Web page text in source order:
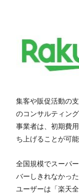
集客や販促活動の
のコンサルティン
事業者は、初期費
ち上げることが可能
全国規模でスーパ
バーしきれなかっ
ユーザーは「楽天